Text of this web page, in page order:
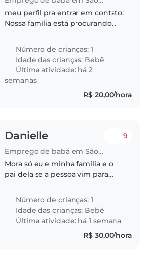
meu perfil pra entrar em contato:
Nossa família está procurando
cuidar de um bebe de 2 anos um
menino. precisamos pra cuidar
uma vez na semana e a última..
Número de crianças: 1
Idade das crianças: Bebê
Última atividade: há 2
semanas
R$ 20,00/hora
Danielle
Emprego de babá em São Paulo (São Paulo)
9
Mora só eu e minha família e o
pai dela se a pessoa vim para
gente boa e de confiança
Número de crianças: 1
Idade das crianças: Bebê
Última atividade: há 1 semana
R$ 30,00/hora